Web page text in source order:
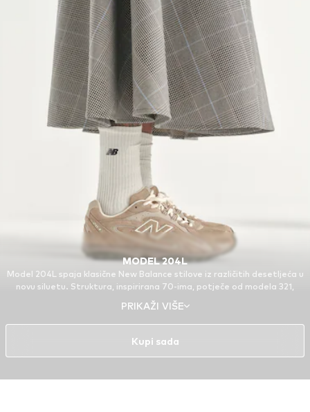
MODEL 204L
Model 204L spaja klasične New Balance stilove iz različitih desetljeća u
novu siluetu. Struktura, inspirirana 70-ima, potječe od modela 321,
trkačkog modela iz arhive. Ostale značajke modela 204L temelje se na
modelima 740 i 530, ponovno lansiranim favoritima s početka
tisućljeća.
PRIKAŽI VIŠE
Kupi sada